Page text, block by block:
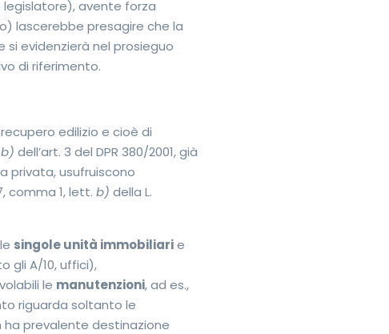
avente forza
lascerebbe presagire che la
evidenzierà nel prosieguo
di riferimento.
edilizio e cioè di
b) dell’art. 3 del DPR 380/2001, già
privata, usufruiscono
comma 1, lett. b) della L.
singole unità immobiliarie
gli A/10, uffici),
le manutenzioni, ad es.,
riguarda soltanto le
prevalente destinazione